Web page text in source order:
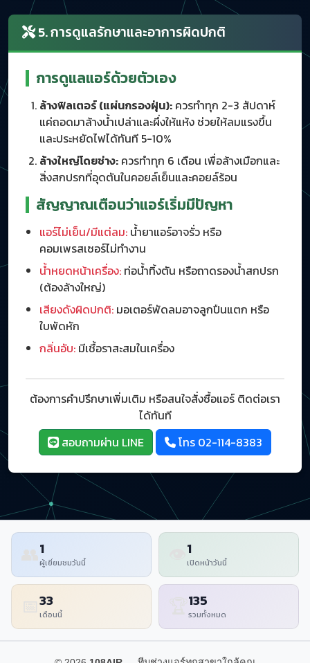
5. การดูแลรักษาและอาการผิดปกติ
การดูแลแอร์ด้วยตัวเอง
ล้างฟิลเตอร์ (แผ่นกรองฝุ่น): ควรทำทุก 2-3 สัปดาห์
แค่ถอดมาล้างน้ำเปล่าและผึ่งให้แห้ง ช่วยให้ลมแรงขึ้น
และประหยัดไฟได้ทันที 5-10%
ล้างใหญ่โดยช่าง: ควรทำทุก 6 เดือน เพื่อล้างเมือกและ
สิ่งสกปรกที่อุดตันในคอยล์เย็นและคอยล์ร้อน
สัญญาณเตือนว่าแอร์เริ่มมีปัญหา
แอร์ไม่เย็น/มีแต่ลม: น้ำยาแอร์อาจรั่ว หรือ
คอมเพรสเซอร์ไม่ทำงาน
น้ำหยดหน้าเครื่อง: ท่อน้ำทิ้งตัน หรือถาดรองน้ำสกปรก
(ต้องล้างใหญ่)
เสียงดังผิดปกติ: มอเตอร์พัดลมอาจลูกปืนแตก หรือ
ใบพัดหัก
กลิ่นอับ: มีเชื้อราสะสมในเครื่อง
ต้องการคำปรึกษาเพิ่มเติม หรือสนใจสั่งซื้อแอร์ ติดต่อเรา
ได้ทันที
สอบถามผ่าน LINE
โทร 02-114-8383
👥1
ผู้เยี่ยมชมวันนี้
1
เปิดหน้าวันนี้
33
เดือนนี้
135
รวมทั้งหมด